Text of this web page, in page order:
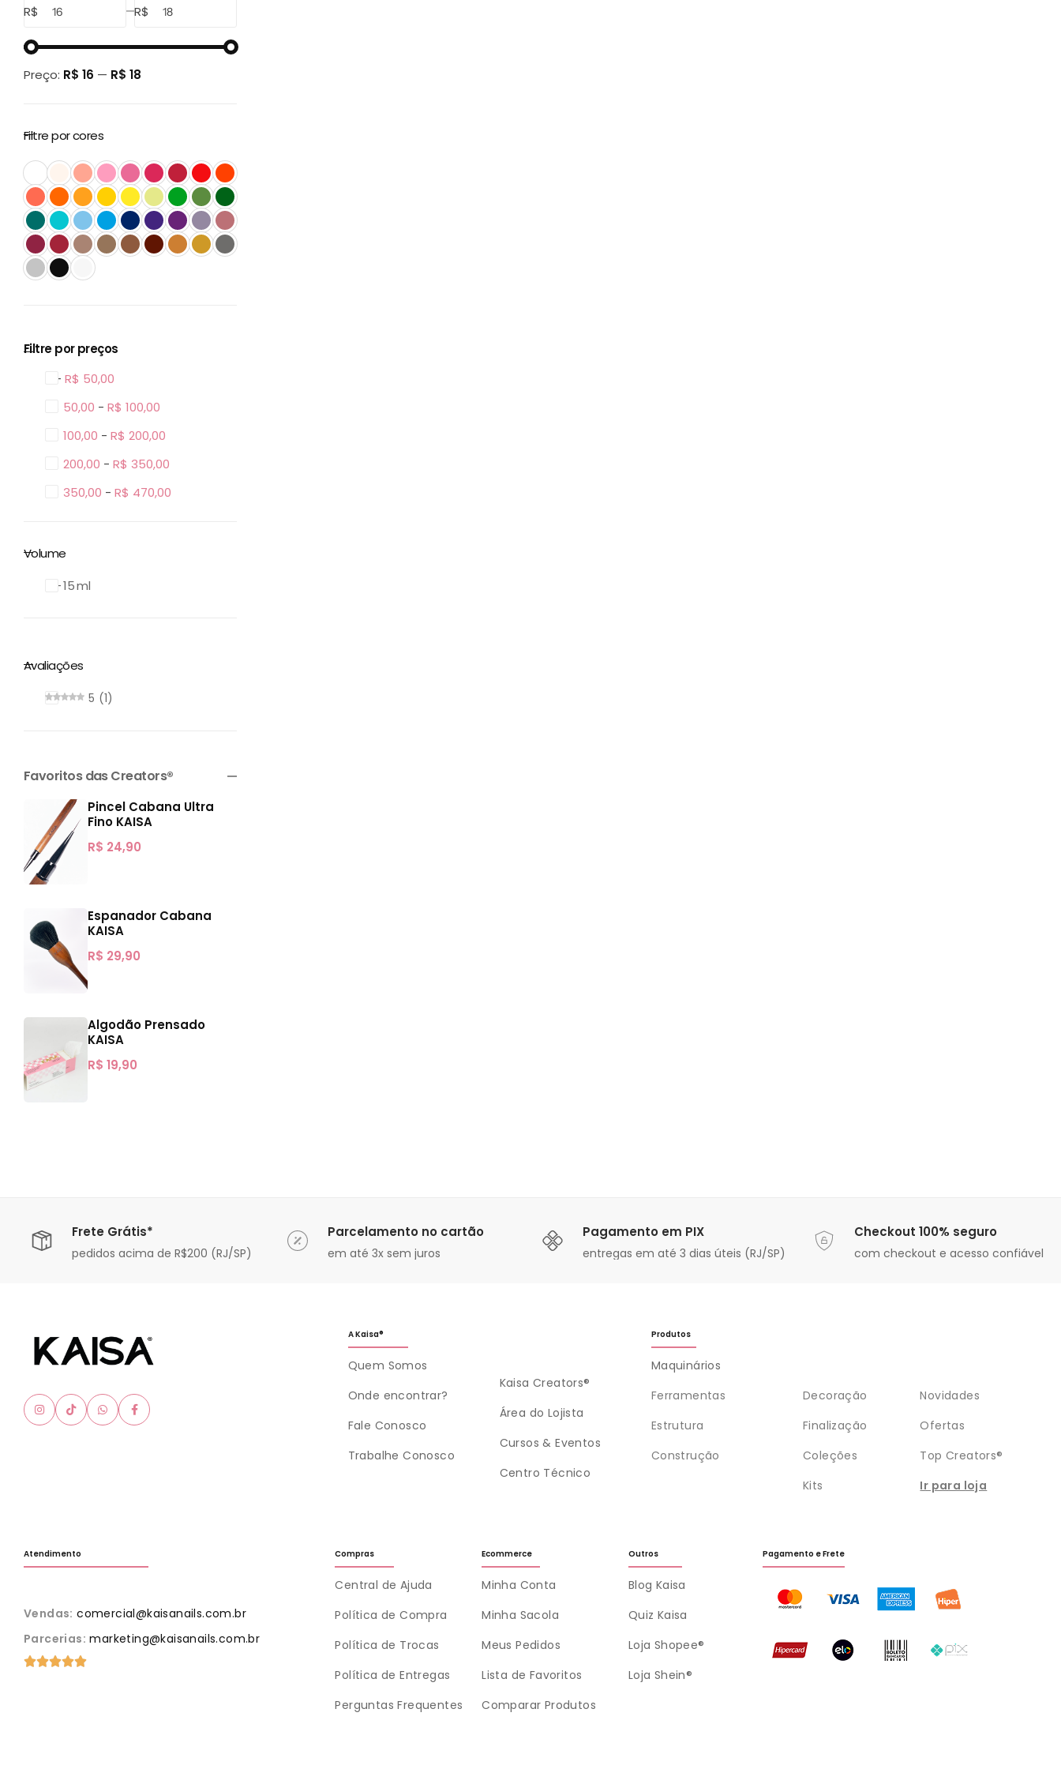
R$ R$
Preço: R$ 16 — R$ 18
Filtre por cores
Filtre por preços
0 - R$ 50,00
50,00 - R$ 100,00
100,00 - R$ 200,00
200,00 - R$ 350,00
350,00 - R$ 470,00
Volume
6 – 15 ml
Avaliações
5 1
Favoritos das Creators®
Pincel Cabana Ultra
Fino KAISA
R$ 24,90
Espanador Cabana
KAISA
R$ 29,90
Algodão Prensado
KAISA
R$ 19,90
Frete Grátis*
pedidos acima de R$200 (RJ/SP)
Parcelamento no cartão
em até 3x sem juros
Pagamento em PIX
entregas em até 3 dias úteis (RJ/SP)
Checkout 100% seguro
com checkout e acesso confiável
A Kaisa®
Quem Somos
Onde encontrar?
Fale Conosco
Trabalhe Conosco
Kaisa Creators®
Área do Lojista
Cursos & Eventos
Centro Técnico
Produtos
Maquinários
Ferramentas
Estrutura
Construção
Decoração
Finalização
Coleções
Kits
Novidades
Ofertas
Top Creators®
Ir para loja
Atendimento
Vendas: comercial@kaisanails.com.br
Parcerias: marketing@kaisanails.com.br
Compras
Central de Ajuda
Política de Compra
Política de Trocas
Política de Entregas
Perguntas Frequentes
Ecommerce
Minha Conta
Minha Sacola
Meus Pedidos
Lista de Favoritos
Comparar Produtos
Outros
Blog Kaisa
Quiz Kaisa
Loja Shopee®
Loja Shein®
Pagamento e Frete